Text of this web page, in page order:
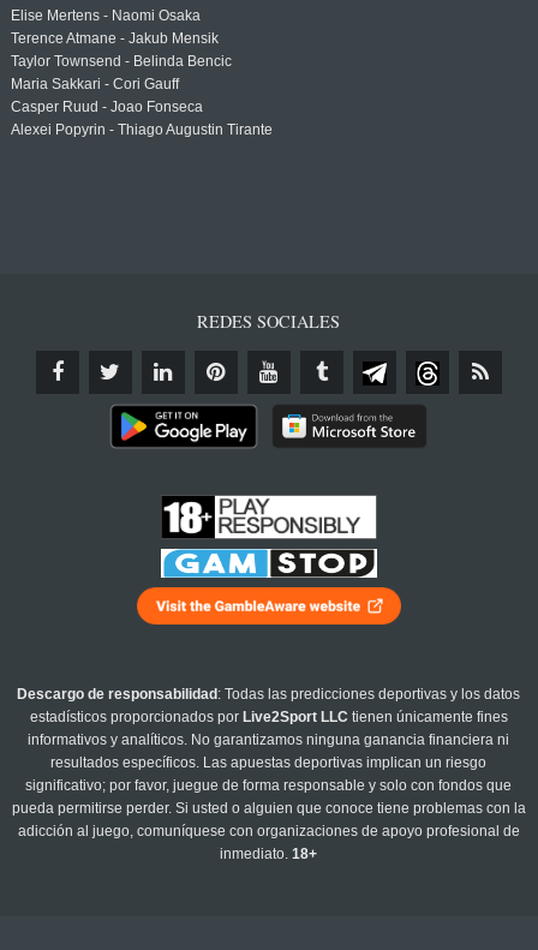
Elise Mertens - Naomi Osaka
Terence Atmane - Jakub Mensik
Taylor Townsend - Belinda Bencic
Maria Sakkari - Cori Gauff
Casper Ruud - Joao Fonseca
Alexei Popyrin - Thiago Augustin Tirante
REDES SOCIALES
Descargo de responsabilidad : Todas las predicciones deportivas y los datos
estadísticos proporcionados por Live2Sport LLC tienen únicamente fines
informativos y analíticos. No garantizamos ninguna ganancia financiera ni
resultados específicos. Las apuestas deportivas implican un riesgo
significativo; por favor, juegue de forma responsable y solo con fondos que
pueda permitirse perder. Si usted o alguien que conoce tiene problemas con la
adicción al juego, comuníquese con organizaciones de apoyo profesional de
inmediato.18+